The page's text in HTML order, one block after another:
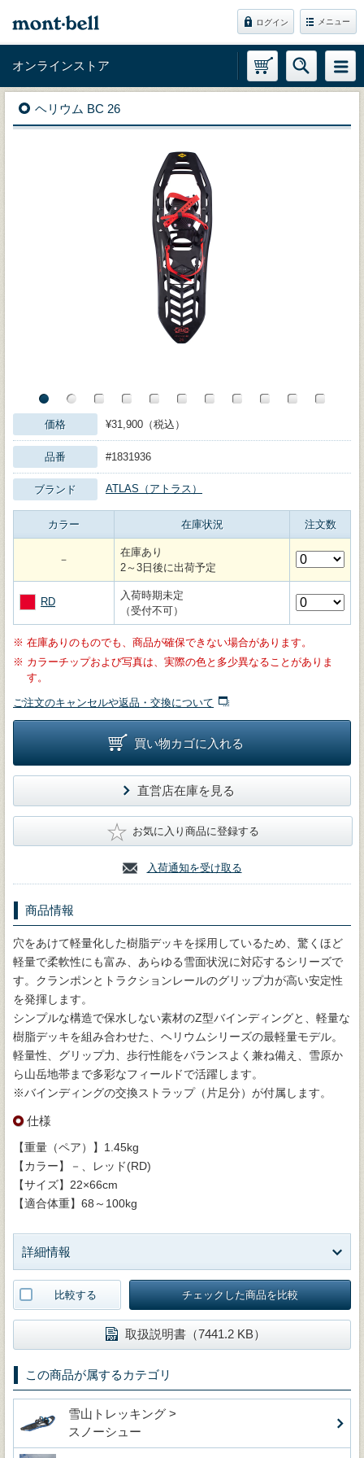
ログイン メニュー
オンラインストア
ヘリウム BC 26
価格 ¥31,900（税込）
品番 #1831936
ブランド ATLAS（アトラス）
カラー 在庫状況 注文数
－
在庫あり
2～3日後に出荷予定
RD
入荷時期未定
（受付不可）
※ 在庫ありのものでも、商品が確保できない場合があります。
※ カラーチップおよび写真は、実際の色と多少異なることがありま
す。
ご注文のキャンセルや返品・交換について
買い物カゴに入れる
直営店在庫を見る
★ お気に入り商品に登録する
入荷通知を受け取る
商品情報
穴をあけて軽量化した樹脂デッキを採用しているため、驚くほど
軽量で柔軟性にも富み、あらゆる雪面状況に対応するシリーズで
す。クランポンとトラクションレールのグリップ力が高い安定性
を発揮します。
シンプルな構造で保水しない素材のZ型バインディングと、軽量な
樹脂デッキを組み合わせた、ヘリウムシリーズの最軽量モデル。
軽量性、グリップ力、歩行性能をバランスよく兼ね備え、雪原か
ら山岳地帯まで多彩なフィールドで活躍します。
※バインディングの交換ストラップ（片足分）が付属します。
仕様
【重量（ペア）】1.45kg
【カラー】－、レッド(RD)
【サイズ】22×66cm
【適合体重】68～100kg
詳細情報
比較する チェックした商品を比較
取扱説明書（7441.2 KB）
この商品が属するカテゴリ
雪山トレッキング >
スノーシュー